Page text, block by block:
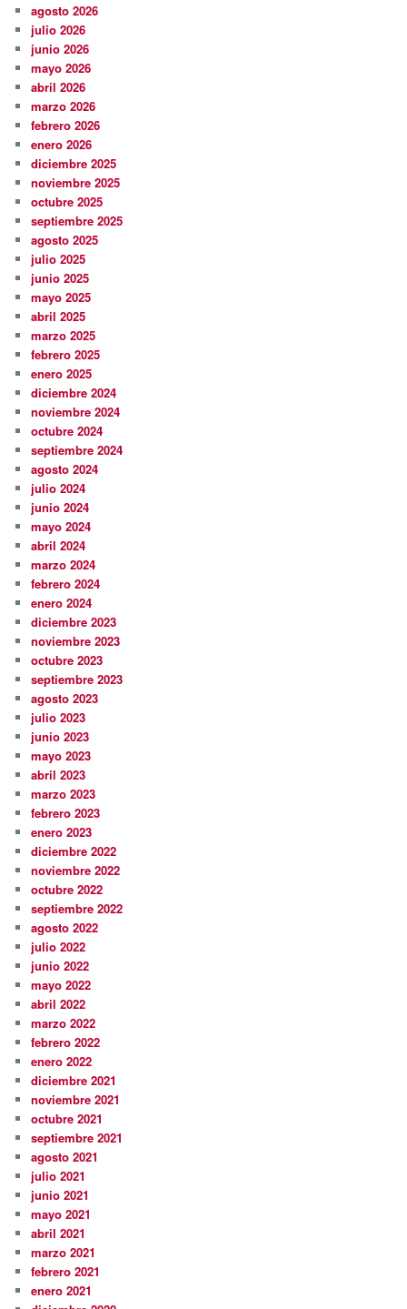
agosto 2026
julio 2026
junio 2026
mayo 2026
abril 2026
marzo 2026
febrero 2026
enero 2026
diciembre 2025
noviembre 2025
octubre 2025
septiembre 2025
agosto 2025
julio 2025
junio 2025
mayo 2025
abril 2025
marzo 2025
febrero 2025
enero 2025
diciembre 2024
noviembre 2024
octubre 2024
septiembre 2024
agosto 2024
julio 2024
junio 2024
mayo 2024
abril 2024
marzo 2024
febrero 2024
enero 2024
diciembre 2023
noviembre 2023
octubre 2023
septiembre 2023
agosto 2023
julio 2023
junio 2023
mayo 2023
abril 2023
marzo 2023
febrero 2023
enero 2023
diciembre 2022
noviembre 2022
octubre 2022
septiembre 2022
agosto 2022
julio 2022
junio 2022
mayo 2022
abril 2022
marzo 2022
febrero 2022
enero 2022
diciembre 2021
noviembre 2021
octubre 2021
septiembre 2021
agosto 2021
julio 2021
junio 2021
mayo 2021
abril 2021
marzo 2021
febrero 2021
enero 2021